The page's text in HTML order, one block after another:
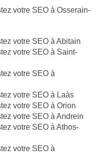
votre SEO à Osserain-
votre SEO à Abitain
votre SEO à Saint-
votre SEO à
votre SEO à Laàs
votre SEO à Orion
votre SEO à Andrein
votre SEO à Athos-
votre SEO à